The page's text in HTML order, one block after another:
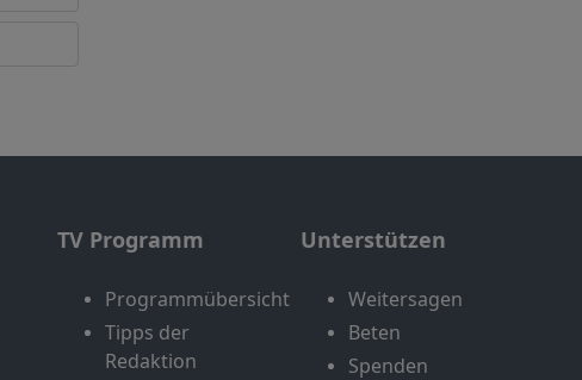
TV Programm
Programmübersicht
Tipps der
Redaktion
Unterstützen
Weitersagen
Beten
Spenden